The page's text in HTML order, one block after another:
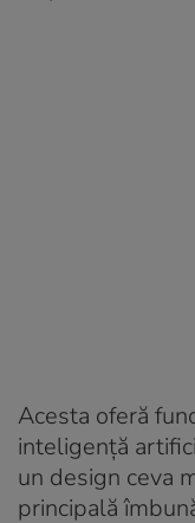
Acesta oferă
inteligență
un design ceva
principală